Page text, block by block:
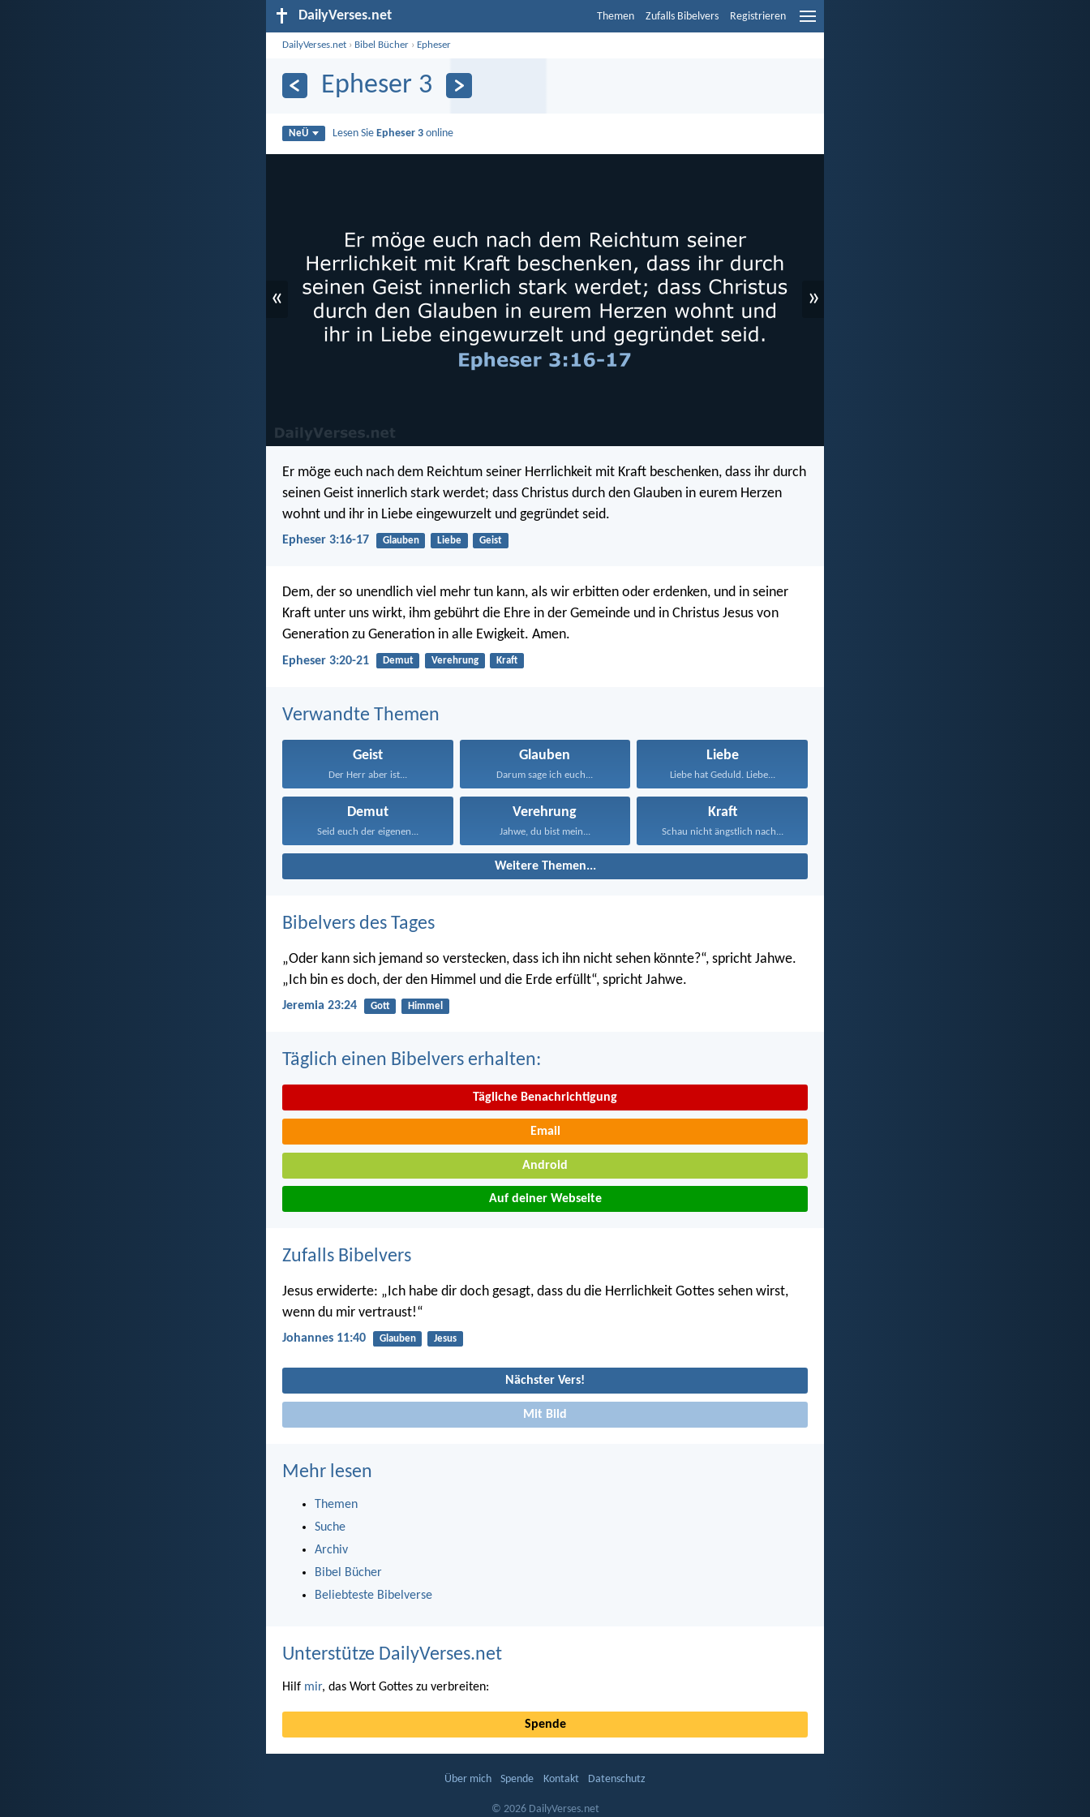
DailyVerses.net Themen Zufalls Bibelvers Registrieren
DailyVerses.net › Bibel Bücher › Epheser
Epheser 3
NeÜ Lesen Sie Epheser 3 online
« »
Er möge euch nach dem Reichtum seiner Herrlichkeit mit Kraft beschenken, dass ihr durch
seinen Geist innerlich stark werdet; dass Christus durch den Glauben in eurem Herzen
wohnt und ihr in Liebe eingewurzelt und gegründet seid.
Epheser 3:16-17 Glauben Liebe Geist
Dem, der so unendlich viel mehr tun kann, als wir erbitten oder erdenken, und in seiner
Kraft unter uns wirkt, ihm gebührt die Ehre in der Gemeinde und in Christus Jesus von
Generation zu Generation in alle Ewigkeit. Amen.
Epheser 3:20-21 Demut Verehrung Kraft
Verwandte Themen
Geist
Der Herr aber ist...
Glauben
Darum sage ich euch...
Liebe
Liebe hat Geduld. Liebe...
Demut
Seid euch der eigenen...
Verehrung
Jahwe, du bist mein...
Kraft
Schau nicht ängstlich nach...
Weitere Themen...
Bibelvers des Tages
„Oder kann sich jemand so verstecken, dass ich ihn nicht sehen könnte?“, spricht Jahwe.
„Ich bin es doch, der den Himmel und die Erde erfüllt“, spricht Jahwe.
Jeremia 23:24 Gott Himmel
Täglich einen Bibelvers erhalten:
Tägliche Benachrichtigung
Email
Android
Auf deiner Webseite
Zufalls Bibelvers
Jesus erwiderte: „Ich habe dir doch gesagt, dass du die Herrlichkeit Gottes sehen wirst,
wenn du mir vertraust!“
Johannes 11:40 Glauben Jesus
Nächster Vers!
Mit Bild
Mehr lesen
Themen
Suche
Archiv
Bibel Bücher
Beliebteste Bibelverse
Unterstütze DailyVerses.net
Hilf mir, das Wort Gottes zu verbreiten:
Spende
Über mich Spende Kontakt Datenschutz
© 2026 DailyVerses.net